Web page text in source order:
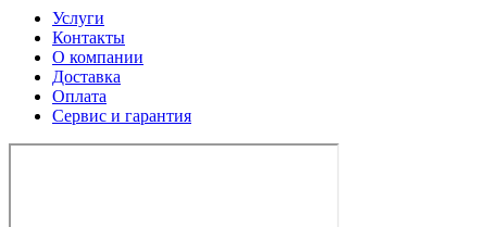
Услуги
Контакты
О компании
Доставка
Оплата
Сервис и гарантия